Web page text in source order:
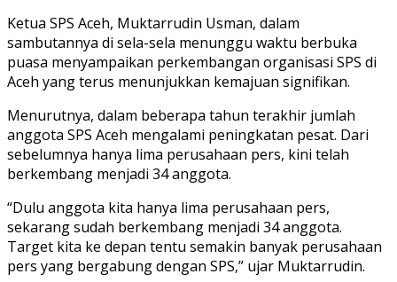
Ketua SPS Aceh, Muktarrudin Usman, dalam
sambutannya di sela-sela menunggu waktu berbuka
puasa menyampaikan perkembangan organisasi SPS di
Aceh yang terus menunjukkan kemajuan signifikan.
Menurutnya, dalam beberapa tahun terakhir jumlah
anggota SPS Aceh mengalami peningkatan pesat. Dari
sebelumnya hanya lima perusahaan pers, kini telah
berkembang menjadi 34 anggota.
“Dulu anggota kita hanya lima perusahaan pers,
sekarang sudah berkembang menjadi 34 anggota.
Target kita ke depan tentu semakin banyak perusahaan
pers yang bergabung dengan SPS,” ujar Muktarrudin.